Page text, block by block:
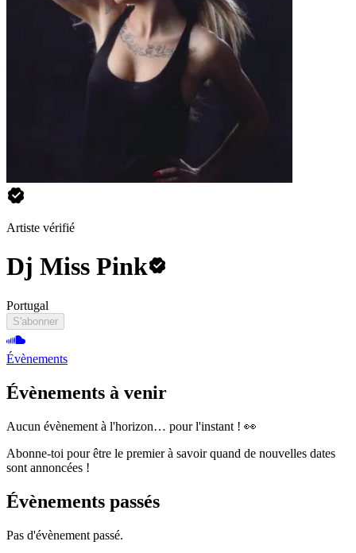
Artiste vérifié
Dj Miss Pink
Portugal
S'abonner
Évènements
Évènements à venir
Aucun évènement à l'horizon… pour l'instant ! 👀
Abonne-toi pour être le premier à savoir quand de nouvelles dates
sont annoncées !
Évènements passés
Pas d'évènement passé.